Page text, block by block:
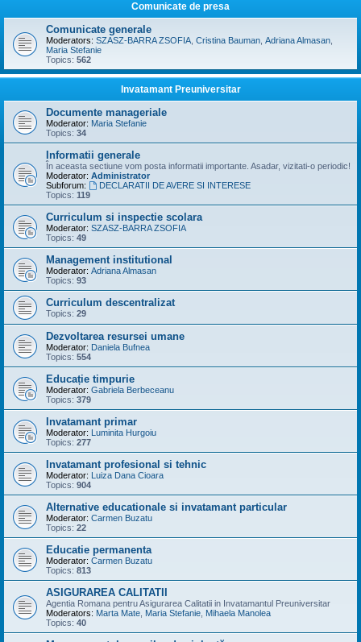
Comunicate de presa
Comunicate generale
Moderators: SZASZ-BARRA ZSOFIA Cristina Bauman Adriana Almasan
Maria Stefanie
Topics: 562
Invatamant Preuniversitar
Documente manageriale
Moderator: Maria Stefanie
Topics: 34
Informatii generale
În aceasta sectiune vom posta informatii importante. Asadar, vizitati-o periodic!
Moderator: Administrator
Subforum:
DECLARATII DE AVERE SI INTERESE
Topics: 119
Curriculum si inspectie scolara
Moderator: SZASZ-BARRA ZSOFIA
Topics: 49
Management institutional
Moderator: Adriana Almasan
Topics: 93
Curriculum descentralizat
Topics: 29
Dezvoltarea resursei umane
Moderator: Daniela Bufnea
Topics: 554
Educație timpurie
Moderator: Gabriela Berbeceanu
Topics: 379
Invatamant primar
Moderator: Luminita Hurgoiu
Topics: 277
Invatamant profesional si tehnic
Moderator: Luiza Dana Cioara
Topics: 904
Alternative educationale si invatamant particular
Moderator: Carmen Buzatu
Topics: 22
Educatie permanenta
Moderator: Carmen Buzatu
Topics: 813
ASIGURAREA CALITATII
Agentia Romana pentru Asigurarea Calitatii in Invatamantul Preuniversitar
Moderators: Marta Mate Maria Stefanie Mihaela Manolea
Topics: 40